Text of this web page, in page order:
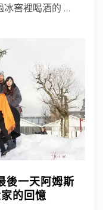
冰窖裡喝酒的 …
後一天阿姆斯
的回憶